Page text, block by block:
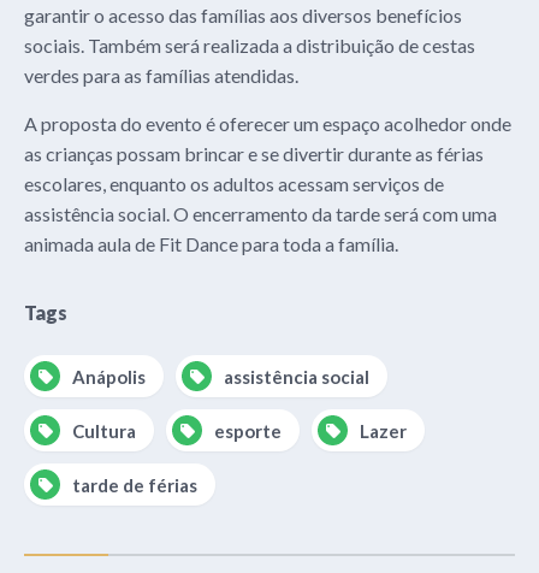
garantir o acesso das famílias aos diversos benefícios
sociais. Também será realizada a distribuição de cestas
verdes para as famílias atendidas.
A proposta do evento é oferecer um espaço acolhedor onde
as crianças possam brincar e se divertir durante as férias
escolares, enquanto os adultos acessam serviços de
assistência social. O encerramento da tarde será com uma
animada aula de Fit Dance para toda a família.
Tags
Anápolis assistência social
Cultura esporte Lazer
tarde de férias